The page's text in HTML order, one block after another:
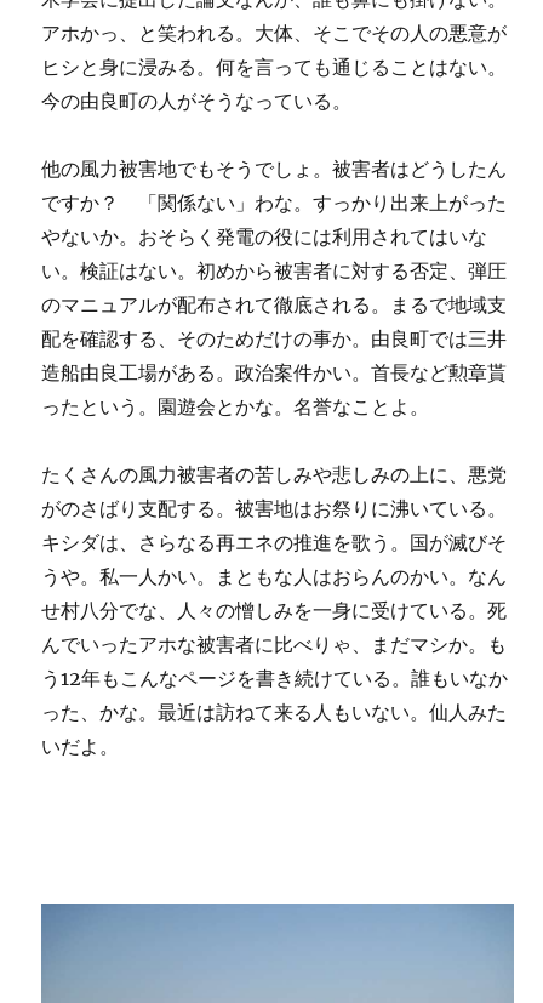
アホかっ、と笑われる。大体、そこでその人の悪意が
ヒシと身に浸みる。何を言っても通じることはない。
今の由良町の人がそうなっている。
他の風力被害地でもそうでしょ。被害者はどうしたん
ですか？ 「関係ない」わな。すっかり出来上がった
やないか。おそらく発電の役には利用されてはいな
い。検証はない。初めから被害者に対する否定、弾圧
のマニュアルが配布されて徹底される。まるで地域支
配を確認する、そのためだけの事か。由良町では三井
造船由良工場がある。政治案件かい。首長など勲章貰
ったという。園遊会とかな。名誉なことよ。
たくさんの風力被害者の苦しみや悲しみの上に、悪党
がのさばり支配する。被害地はお祭りに沸いている。
キシダは、さらなる再エネの推進を歌う。国が滅びそ
うや。私一人かい。まともな人はおらんのかい。なん
せ村八分でな、人々の憎しみを一身に受けている。死
んでいったアホな被害者に比べりゃ、まだマシか。も
う12年もこんなページを書き続けている。誰もいなか
った、かな。最近は訪ねて来る人もいない。仙人みた
いだよ。